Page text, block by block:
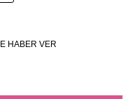
HABER VER